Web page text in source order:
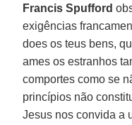
Francis Spufford
exigências
does os teus bens,
ames os estranhos
comportes como se
princípios não
Jesus nos convida a